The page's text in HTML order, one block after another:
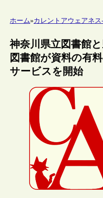
ホーム»カレントアウェアネス
神奈川県立図書館
図書館が資料の有
サービスを開始